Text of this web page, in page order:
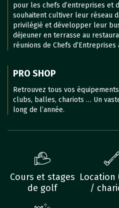
pour les chefs d’entreprises et
souhaitent cultiver leur réseau
privilégié et développer leur
déjeuner en terrasse au
réunions de Chefs d’Entreprises
PRO SHOP
Retrouvez tous vos
clubs, balles, chariots … Un
long de l’année.
Cours et stages
de golf
Location
/